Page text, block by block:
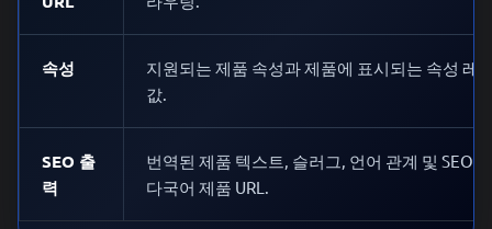
속성
지원되는 제품 속성과 제품에 표시되는 속성 레
값.
SEO 출
력
번역된 제품 텍스트, 슬러그, 언어 관계 및 SEO
다국어 제품 URL.